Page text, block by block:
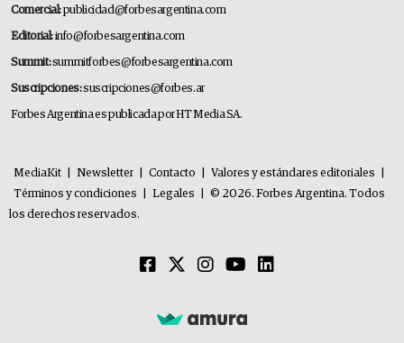
Comercial:publicidad@forbesargentina.com
Editorial:info@forbesargentina.com
Summit:summitforbes@forbesargentina.com
Suscripciones:suscripciones@forbes.ar
Forbes Argentina es publicada por HT Media SA.
MediaKit Newsletter Contacto Valores y estándares editoriales
Términos y condiciones
Legales
© 2026. Forbes Argentina. Todos
los derechos reservados.